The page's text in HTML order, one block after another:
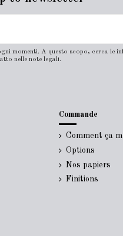
momenti. A questo scopo, cerca le
nelle note legali.
Commande
Comment ça
Options
Nos papiers
Finitions